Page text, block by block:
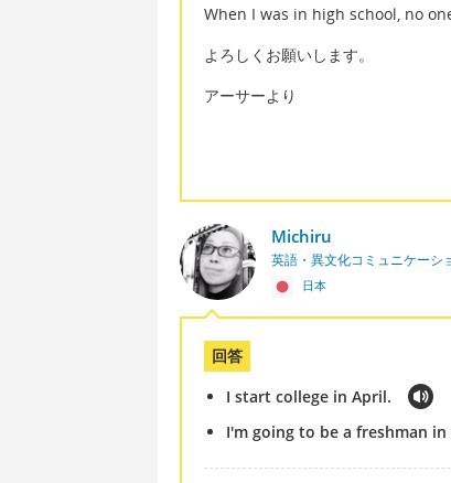
When I was in high school, no
よろしくお願いします。
アーサーより
Michiru
英語・異文化コミュニケーシ
日本
回答
I start college in April.
I'm going to be a freshman